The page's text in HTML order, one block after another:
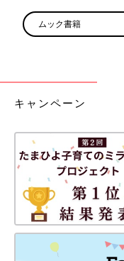
ムック書籍
キャンペーン